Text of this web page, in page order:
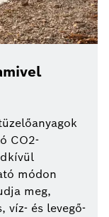
CO2-
módon
meg,
víz- és levegő-